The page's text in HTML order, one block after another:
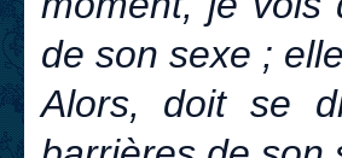
de son sexe ;
Alors, doit se